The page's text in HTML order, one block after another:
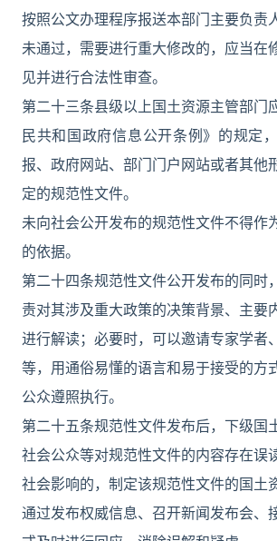
按照公文办理程序报送本部门主要负责
未通过，需要进行重大修改的，应当在
见并进行合法性审查。
第二十三条县级以上国土资源主管部门
民共和国政府信息公开条例》的规定
报、政府网站、部门门户网站或者其他
定的规范性文件。
未向社会公开发布的规范性文件不得作
的依据。
第二十四条规范性文件公开发布的同时
责对其涉及重大政策的决策背景、主要
进行解读；必要时，可以邀请专家学者
等，用通俗易懂的语言和易于接受的方
公众遵照执行。
第二十五条规范性文件发布后，下级国
社会公众等对规范性文件的内容存在误
社会影响的，制定该规范性文件的国土
通过发布权威信息、召开新闻发布会、